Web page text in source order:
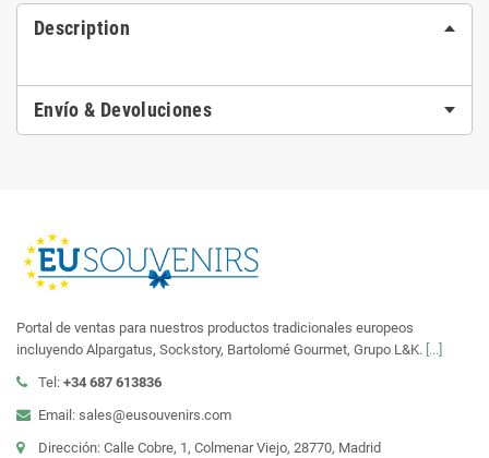
Description
Envío & Devoluciones
Portal de ventas para nuestros productos tradicionales europeos
incluyendo Alpargatus, Sockstory, Bartolomé Gourmet, Grupo L&K. [...]
Tel: +34 687 613836
Email: sales@eusouvenirs.com
Dirección: Calle Cobre, 1, Colmenar Viejo, 28770, Madrid